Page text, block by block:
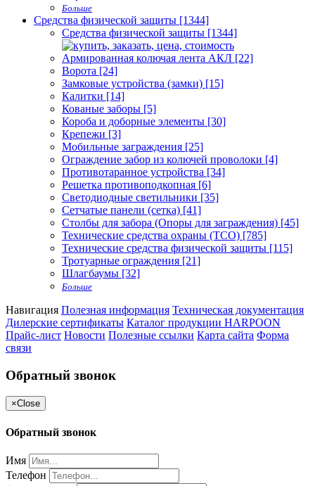
Больше
Средства физической защиты [1344]
Средства физической защиты [1344]
Армированная колючая лента АКЛ [22]
Ворота [24]
Замковые устройства (замки) [15]
Калитки [14]
Кованые заборы [5]
Короба и доборные элементы [30]
Крепежи [3]
Мобильные заграждения [25]
Ограждение забор из колючей проволоки [4]
Противотаранное устройства [34]
Решетка противоподкопная [6]
Светодиодные светильники [35]
Сетчатые панели (сетка) [41]
Столбы для забора (Опоры для заграждения) [45]
Технические средства охраны (ТСО) [785]
Технические средства физической защиты [115]
Тротуарные ограждения [21]
Шлагбаумы [32]
Больше
Навигация Полезная информация Техническая документация
Дилерские сертификаты Каталог продукции HARPOON
Прайс-лист Новости Полезные ссылки Карта сайта Форма
связи
Обратный звонок
×Close
Обратный звонок
Имя
Телефон